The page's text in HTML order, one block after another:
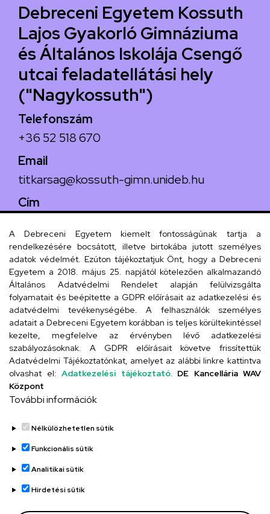
Debreceni Egyetem Kossuth
Lajos Gyakorló Gimnáziuma
és Általános Iskolája Csengő
utcai feladatellátási hely
("Nagykossuth")
Telefonszám
+36 52 518 670
Email
titkarsag@kossuth-gimn.unideb.hu
Cím
Szervezeti telefonkönyv
UD telefonkönyv
Titkárság
Adatvédelem
Adatvédelem
A Debreceni Egyetem kiemelt fontosságúnak tartja a
rendelkezésére bocsátott, illetve birtokába jutott személyes
adatok védelmét. Ezúton tájékoztatjuk Önt, hogy a Debreceni
Egyetem a 2018. május 25. napjától kötelezően alkalmazandó
Általános Adatvédelmi Rendelet alapján felülvizsgálta
folyamatait és beépítette a GDPR előírásait az adatkezelési és
adatvédelmi tevékenységébe. A felhasználók személyes
adatait a Debreceni Egyetem korábban is teljes körültekintéssel
kezelte, megfelelve az érvényben lévő adatkezelési
szabályozásoknak. A GDPR előírásait követve frissítettük
Adatvédelmi Tájékoztatónkat, amelyet az alábbi linkre kattintva
olvashat el: Adatkezelési tájékoztató. DE Kancellária WAV
Központ
További információk
Nélkülözhetetlen sütik
Funkcionális sütik
Analitikai sütik
Hirdetési sütik